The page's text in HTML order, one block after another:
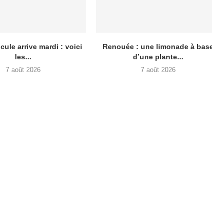
arrive mardi : voici
les...
7 août 2026
Renouée : une limonade à
d’une plante...
7 août 2026